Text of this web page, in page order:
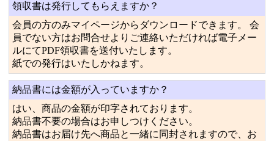
領収書は発行してもらえますか？
会員の方のみマイページからダウンロードできます。 会
員でない方はお問合せよりご連絡いただければ電子メー
ルにてPDF領収書を送付いたします。
紙での発行はいたしかねます。
納品書には金額が入っていますか？
はい、商品の金額が印字されております。
納品書不要の場合はお申しつけください。
納品書はお届け先へ商品と一緒に同封されますので、お